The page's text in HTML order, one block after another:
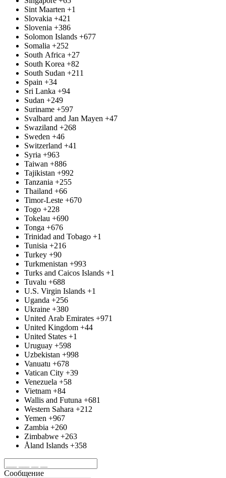
Sint Maarten +1
Slovakia +421
Slovenia +386
Solomon Islands +677
Somalia +252
South Africa +27
South Korea +82
South Sudan +211
Spain +34
Sri Lanka +94
Sudan +249
Suriname +597
Svalbard and Jan Mayen +47
Swaziland +268
Sweden +46
Switzerland +41
Syria +963
Taiwan +886
Tajikistan +992
Tanzania +255
Thailand +66
Timor-Leste +670
Togo +228
Tokelau +690
Tonga +676
Trinidad and Tobago +1
Tunisia +216
Turkey +90
Turkmenistan +993
Turks and Caicos Islands +1
Tuvalu +688
U.S. Virgin Islands +1
Uganda +256
Ukraine +380
United Arab Emirates +971
United Kingdom +44
United States +1
Uruguay +598
Uzbekistan +998
Vanuatu +678
Vatican City +39
Venezuela +58
Vietnam +84
Wallis and Futuna +681
Western Sahara +212
Yemen +967
Zambia +260
Zimbabwe +263
Åland Islands +358
Сообщение